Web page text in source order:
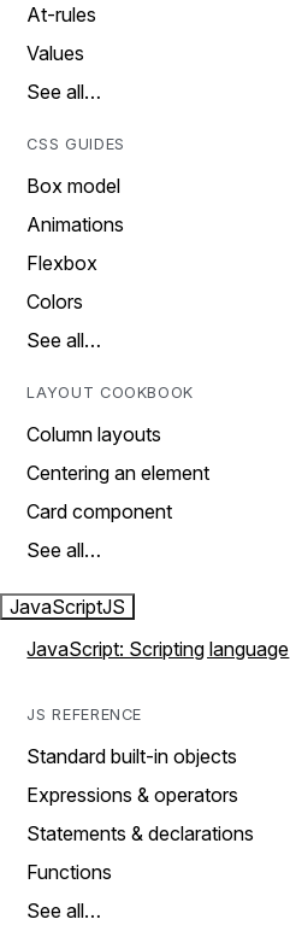
At-rules
Values
See all…
CSS GUIDES
Box model
Animations
Flexbox
Colors
See all…
LAYOUT COOKBOOK
Column layouts
Centering an element
Card component
See all…
JavaScriptJS
JavaScript: Scripting language
JS REFERENCE
Standard built-in objects
Expressions & operators
Statements & declarations
Functions
See all…